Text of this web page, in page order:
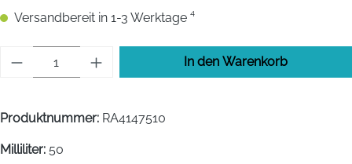
Versandbereit in 1-3 Werktage ⁴
Produkt Anzahl: Gib den gewünschten
In den Warenkorb
Produktnummer: RA4147510
Milliliter: 50